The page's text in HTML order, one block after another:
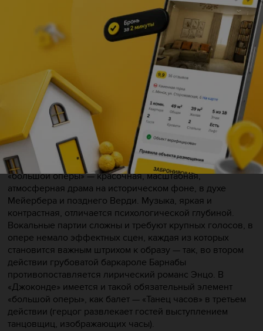
Либретто предоставило Понкьелли богатые
возможности. Первые два акта оперы открываются
живописными морскими сценами — регатой в
Венецианской лагуне и песней матросов на корабле
Энцо. Венецианский карнавал же присутствует в опере
почти непрерывно. На столь колоритном фоне
разворачивается борьба героини, певицы по прозвищу
Джоконда (от la gioconda
«весёлая»; ироническое
прозвище для одной из самых страдающих героинь
оперного жанра), и злодея Барнабы, шпиона
Инквизиции, который ненавидит Джоконду, отвергшую
его притязания.
«Джоконда» принадлежит к так называемому жанру
«большой оперы» — красочная, масштабная,
атмосферная драма на историческом фоне, в духе
Мейербера и позднего Верди. Музыка, яркая и
контрастная, отличается психологической глубиной.
Вокальные партии сложны и требуют крупных голосов, в
опере немало эффектных сцен, каждая из которых
становится важным штрихом к образу — так, во втором
действии грубоватой баркароле Барнабы
противопоставляется лирический романс Энцо. В
«Джоконде» имеется и такой обязательный элемент
«большой оперы», как балет — «Танец часов» в третьем
действии (герцог развлекает гостей выступлением
танцовщиц, изображающих часы).